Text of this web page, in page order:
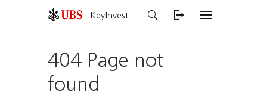
KeyInvest
404 Page not
found